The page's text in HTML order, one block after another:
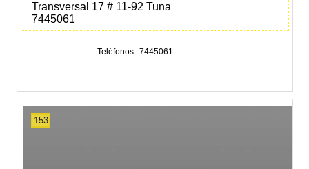
Transversal 17 # 11-92 Tuna
7445061
Teléfonos 7445061
153